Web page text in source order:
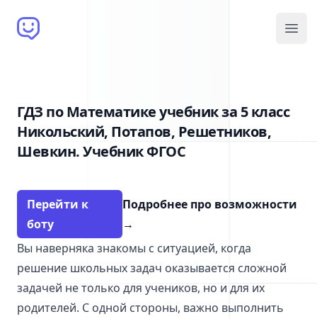
Brain Bot
ГДЗ по Математике учебник за 5 класс
Никольский, Потапов, Решетников,
Шевкин. Учебник ФГОС
Перейти к
боту
Подробнее про возможности
→
Вы наверняка знакомы с ситуацией, когда
решение школьных задач оказывается сложной
задачей не только для учеников, но и для их
родителей. С одной стороны, важно выполнить